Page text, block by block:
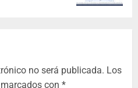
no será publicada. Los
con *